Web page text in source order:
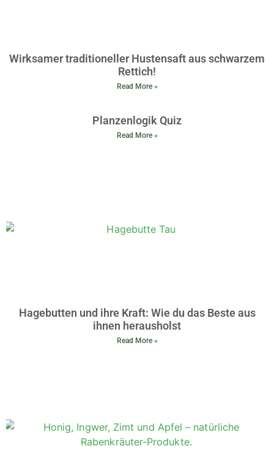
Wirksamer traditioneller Hustensaft aus schwarzem
Rettich!
Read More »
Planzenlogik Quiz
Read More »
Hagebutten und ihre Kraft: Wie du das Beste aus
ihnen herausholst
Read More »